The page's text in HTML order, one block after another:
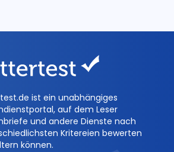
ist ein unabhängiges
auf dem Leser
und andere Dienste nach
Kritereien bewerten
können.